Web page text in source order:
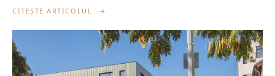
CITEȘTE ARTICOLUL →